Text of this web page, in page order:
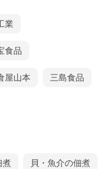
業
食品
屋山本 三島食品
煮 貝・魚介の佃煮